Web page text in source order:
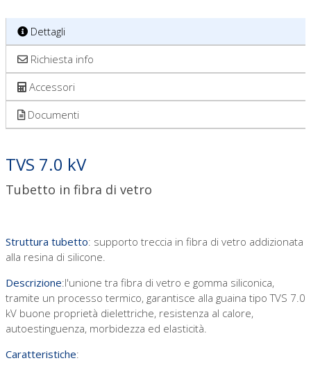
Dettagli
Richiesta info
Accessori
Documenti
TVS 7.0 kV
Tubetto in fibra di vetro
Struttura tubetto: supporto treccia in fibra di vetro addizionata
alla resina di silicone.
Descrizione:l'unione tra fibra di vetro e gomma siliconica,
tramite un processo termico, garantisce alla guaina tipo TVS 7.0
kV buone proprietà dielettriche, resistenza al calore,
autoestinguenza, morbidezza ed elasticità.
Caratteristiche: